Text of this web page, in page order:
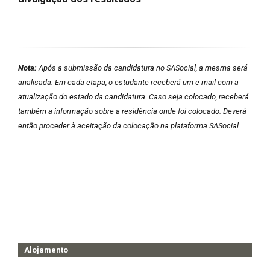
Nota: Após a submissão da candidatura no SASocial, a mesma será
analisada. Em cada etapa, o estudante receberá um e-mail com a
atualização do estado da candidatura. Caso seja colocado, receberá
também a informação sobre a residência onde foi colocado. Deverá
então proceder à aceitação da colocação na plataforma SASocial.
Alojamento